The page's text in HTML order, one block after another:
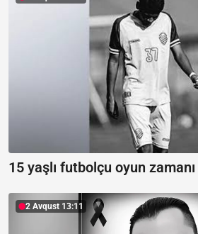
15 yaşlı futbolçu oyun
2 Avqust 13:11